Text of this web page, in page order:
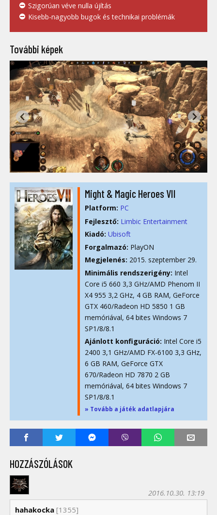
Szigorúan véve nulla újítás
Kisebb-nagyobb bugok és technikai problémák
További képek
Might & Magic Heroes VII
Platform: PC
Fejlesztő: Limbic Entertainment
Kiadó: Ubisoft
Forgalmazó: PlayON
Megjelenés: 2015. szeptember 29.
Minimális rendszerigény: Intel
Core i5 660 3,3 GHz/AMD Phenom II
X4 955 3,2 GHz, 4 GB RAM, GeForce
GTX 460/Radeon HD 5850 1 GB
memóriával, 64 bites Windows 7
SP1/8/8.1
Ajánlott konfiguráció: Intel Core i5
2400 3,1 GHz/AMD FX-6100 3,3 GHz,
6 GB RAM, GeForce GTX
670/Radeon HD 7870 2 GB
memóriával, 64 bites Windows 7
SP1/8/8.1
» Tovább a játék adatlapjára
HOZZÁSZÓLÁSOK
hahakocka
2016.10.30. 13:19
[1355]